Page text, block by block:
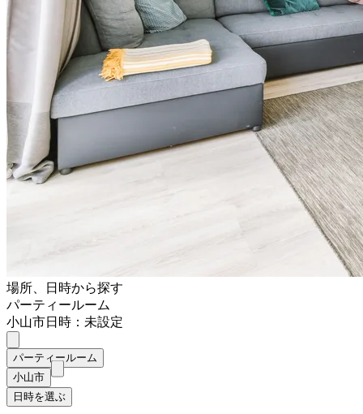
場所、日時から探す
パーティールーム
小山市日時：未設定
パーティールーム
小山市
日時を選ぶ